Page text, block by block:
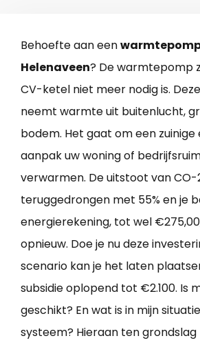
Behoefte aan een
Helenaveen? De warmtepomp
CV-ketel niet meer nodig is.
neemt warmte uit buitenlucht,
bodem. Het gaat om een
aanpak uw woning of
verwarmen. De uitstoot van
teruggedrongen met 55% en je
energierekening, tot wel
opnieuw. Doe je nu deze
scenario kan je het laten
subsidie oplopend tot €2.100. Is
geschikt? En wat is in mijn
systeem? Hieraan ten grondslag